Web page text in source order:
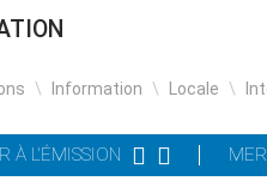
\ Information \ Locale \
À L'ÉMISSION